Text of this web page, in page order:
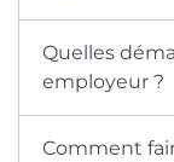
Quelles
employeur ?
Comment